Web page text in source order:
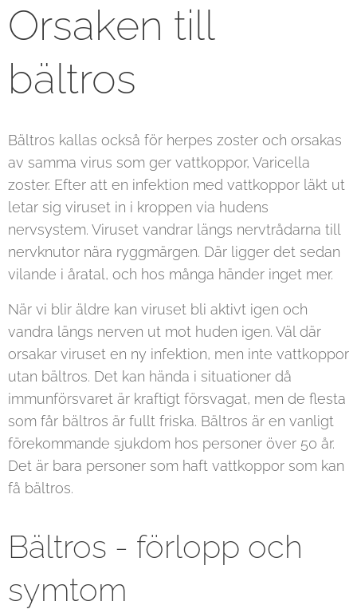
Orsaken till
bältros
Bältros kallas också för herpes zoster och orsakas
av samma virus som ger vattkoppor, Varicella
zoster. Efter att en infektion med vattkoppor läkt ut
letar sig viruset in i kroppen via hudens
nervsystem. Viruset vandrar längs nervtrådarna till
nervknutor nära ryggmärgen. Där ligger det sedan
vilande i åratal, och hos många händer inget mer.
När vi blir äldre kan viruset bli aktivt igen och
vandra längs nerven ut mot huden igen. Väl där
orsakar viruset en ny infektion, men inte vattkoppor
utan bältros. Det kan hända i situationer då
immunförsvaret är kraftigt försvagat, men de flesta
som får bältros är fullt friska. Bältros är en vanligt
förekommande sjukdom hos personer över 50 år.
Det är bara personer som haft vattkoppor som kan
få bältros.
Bältros - förlopp och
symtom